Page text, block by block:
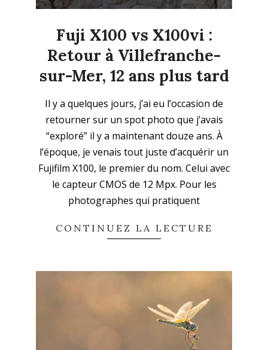
Fuji X100 vs X100vi :
Retour à Villefranche-
sur-Mer, 12 ans plus tard
06-Il y a quelques jours, j’ai eu l’occasion de
retourner sur un spot photo que j’avais
“exploré” il y a maintenant douze ans. À
l’époque, je venais tout juste d’acquérir un
Fujifilm X100, le premier du nom. Celui avec
le capteur CMOS de 12 Mpx. Pour les
photographes qui pratiquent
CONTINUEZ LA LECTURE